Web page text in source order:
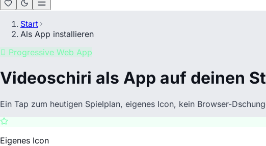
Start
Als App installieren
Progressive Web App
Videoschiri als App auf deinen
Ein Tap zum heutigen Spielplan, eigenes Icon, kein Browser-
Eigenes Icon